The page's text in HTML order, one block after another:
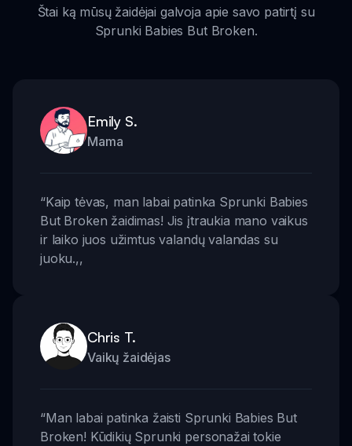
Štai ką mūsų žaidėjai galvoja apie savo patirtį su
Sprunki Babies But Broken.
Emily S.
Mama
“Kaip tėvas, man labai patinka Sprunki Babies
But Broken žaidimas! Jis įtraukia mano vaikus
ir laiko juos užimtus valandų valandas su
juoku.,,
Chris T.
Vaikų žaidėjas
“Man labai patinka žaisti Sprunki Babies But
Broken! Kūdikių Sprunki personažai tokie